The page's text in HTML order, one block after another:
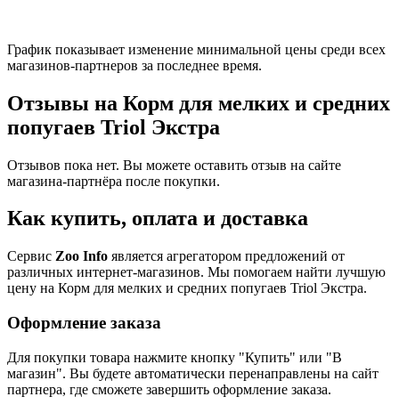
График показывает изменение минимальной цены среди всех
магазинов-партнеров за последнее время.
Отзывы на Корм для мелких и средних
попугаев Triol Экстра
Отзывов пока нет. Вы можете оставить отзыв на сайте
магазина-партнёра после покупки.
Как купить, оплата и доставка
Сервис Zoo Info является агрегатором предложений от
различных интернет-магазинов. Мы помогаем найти лучшую
цену на Корм для мелких и средних попугаев Triol Экстра.
Оформление заказа
Для покупки товара нажмите кнопку "Купить" или "В
магазин". Вы будете автоматически перенаправлены на сайт
партнера, где сможете завершить оформление заказа.